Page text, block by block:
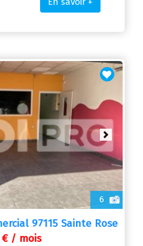
6
Next
97115 Sainte Rose
€ / mois